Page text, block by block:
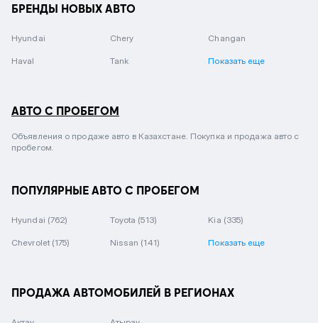
БРЕНДЫ НОВЫХ АВТО
Hyundai Chery Changan
Haval Tank Показать еще
АВТО С ПРОБЕГОМ
Объявления о продаже авто в Казахстане. Покупка и продажа авто с
пробегом.
ПОПУЛЯРНЫЕ АВТО С ПРОБЕГОМ
Hyundai (762) Toyota (513) Kia (335)
Chevrolet (175) Nissan (141) Показать еще
ПРОДАЖА АВТОМОБИЛЕЙ В РЕГИОНАХ